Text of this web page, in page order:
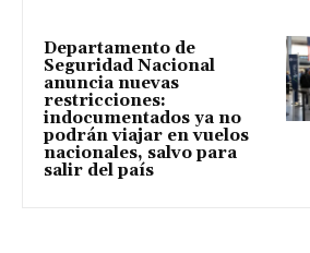
Departamento de
Seguridad Nacional
anuncia nuevas
restricciones:
indocumentados ya no
podrán viajar en vuelos
nacionales, salvo para
salir del país